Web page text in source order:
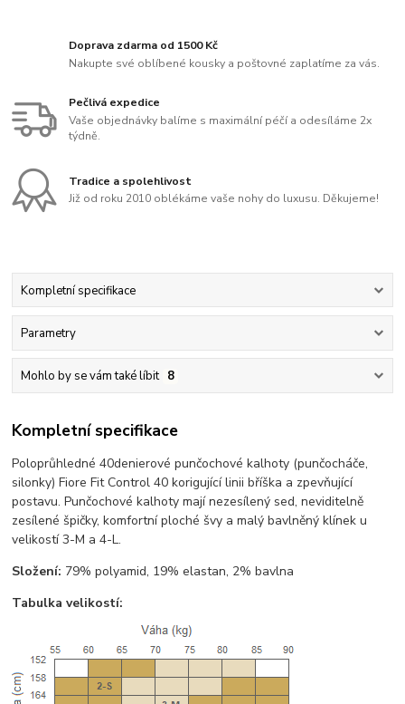
Doprava zdarma od 1500 Kč
Nakupte své oblíbené kousky a poštovné zaplatíme za vás.
Pečlivá expedice
Vaše objednávky balíme s maximální péčí a odesíláme 2x
týdně.
Tradice a spolehlivost
Již od roku 2010 oblékáme vaše nohy do luxusu. Děkujeme!
Kompletní specifikace
Parametry
Mohlo by se vám také líbit 8
Kompletní specifikace
Poloprůhledné 40denierové punčochové kalhoty (punčocháče,
silonky) Fiore Fit Control 40 korigující linii bříška a zpevňující
postavu. Punčochové kalhoty mají nezesílený sed, neviditelně
zesílené špičky, komfortní ploché švy a malý bavlněný klínek u
velikostí 3-M a 4-L.
Složení: 79% polyamid, 19% elastan, 2% bavlna
Tabulka velikostí: